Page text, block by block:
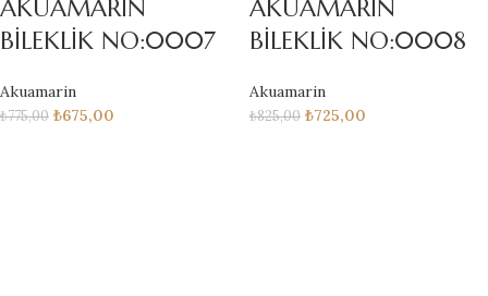
AKUAMARİN
BİLEKLİK NO:0007
Akuamarin
₺775,00 ₺675,00
AKUAMARİN
BİLEKLİK NO:0008
Akuamarin
₺825,00 ₺725,00